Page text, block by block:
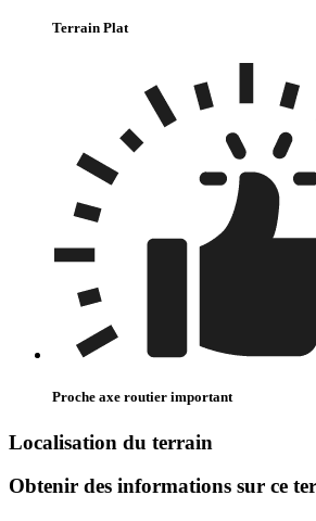
Terrain Plat
Proche axe routier important
Localisation du terrain
Obtenir des informations sur ce